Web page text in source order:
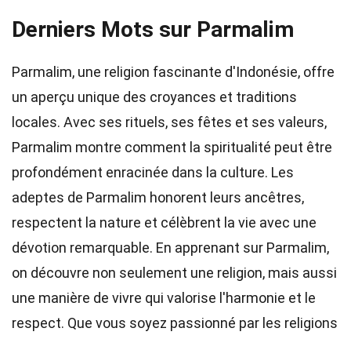
Derniers Mots sur Parmalim
Parmalim, une religion fascinante d'Indonésie, offre
un aperçu unique des croyances et traditions
locales. Avec ses rituels, ses fêtes et ses valeurs,
Parmalim montre comment la spiritualité peut être
profondément enracinée dans la culture. Les
adeptes de Parmalim honorent leurs ancêtres,
respectent la nature et célèbrent la vie avec une
dévotion remarquable. En apprenant sur Parmalim,
on découvre non seulement une religion, mais aussi
une manière de vivre qui valorise l'harmonie et le
respect. Que vous soyez passionné par les religions